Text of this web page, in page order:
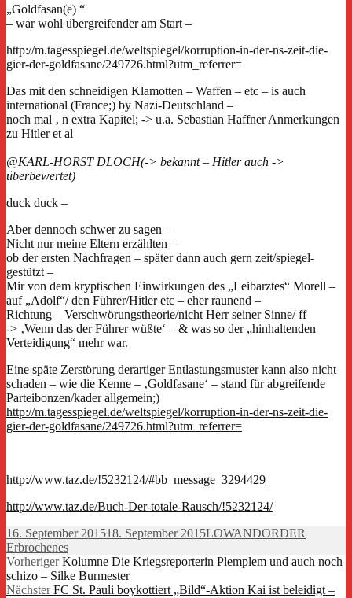
„Goldfasan(e) “
– war wohl übergreifender am Start –
http://m.tagesspiegel.de/weltspiegel/korruption-in-der-ns-zeit-die-
gier-der-goldfasane/249726.html?utm_referrer=
Das mit den schneidigen Klamotten – Waffen – etc – is auch
international (France;) by Nazi-Deutschland –
noch mal ‚ n extra Kapitel; -> u.a. Sebastian Haffner Anmerkungen
zu Hitler et al
@KARL-HORST DLOCH(-> bekannt – Hitler auch ->
überbewertet)
duck duck –
Aber dennoch schwer zu sagen –
Nicht nur meine Eltern erzählten –
ob der ersten Nachfragen – später dann auch gern zeit/spiegel-
gestützt –
Mir von dem kryptischen Einwirkungen des „Leibarztes“ Morell –
auf „Adolf“/ den Führer/Hitler etc – eher raunend –
Richtung – Verschwörungstheorie/nicht Herr seiner Sinne/ ff
-> ‚Wenn das der Führer wüßte‘ – & was so der „hinhaltenden
Verteidigung“ mehr war.
Eine späte Zerstörung derartiger Entlastungsmuster kann also nicht
schaden – wie die Kenne – ‚Goldfasane‘ – stand für abgreifende
Parteibonzen/kader allgemein;)
http://m.tagesspiegel.de/weltspiegel/korruption-in-der-ns-zeit-die-
gier-der-goldfasane/249726.html?utm_referrer=
http://www.taz.de/!5232124/#bb_message_3294429
http://www.taz.de/Buch-Der-totale-Rausch/!5232124/
Veröffentlicht
am
16. September 201518. September 2015Autor
LOWANDORDER
Erbrochenes
Beitragsnavigation
Vorheriger Vorheriger
Beitrag:
Kolumne Die Kriegsreporterin Plemplem und auch noch
schizo – Silke Burmester
Nächster Nächster
FC St. Pauli boykottiert „Bild“-Aktion Kai ist beleidigt –